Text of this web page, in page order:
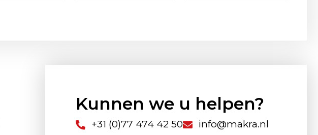
Kunnen we u helpen?
+31 (0)77 474 42 50 info@makra.nl